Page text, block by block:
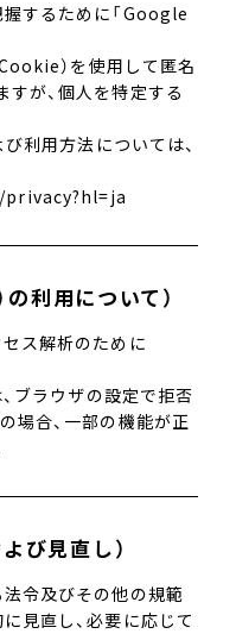
するために「Google
）を使用して匿名
が、個人を特定する
利用方法については、
利用について）
ス解析のために
ブラウザの設定で拒否
場合、一部の機能が正
び見直し）
令及びその他の規範
見直し、必要に応じて